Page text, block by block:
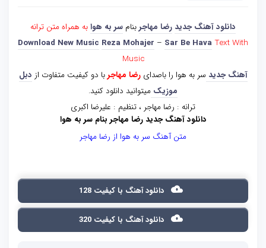
دانلود آهنگ جدید رضا مهاجربنام سر به هوابه همراه متن ترانه
Download New Music Reza Mohajer – Sar Be HavaText With
Music
آهنگ جدید سر به هوا را باصدایرضا مهاجر با دو کیفیت متفاوت از دبل
موزیک میتوانید دانلود کنید.
ترانه : رضا مهاجر ، تنظیم : علیرضا اکبری
دانلود آهنگ جدید رضا مهاجر بنام سر به هوا
متن آهنگ سر به هوا از رضا مهاجر
دانلود آهنگ با کیفیت 128
دانلود آهنگ با کیفیت 320